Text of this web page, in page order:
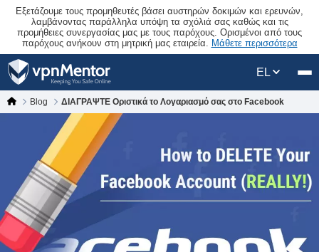
Εξετάζουμε τους προμηθευτές βάσει αυστηρών δοκιμών και ερευνών,
λαμβάνοντας παράλληλα υπόψη τα σχόλιά σας καθώς και τις
προμήθειες συνεργασίας μας με τους παρόχους. Ορισμένοι από τους
παρόχους ανήκουν στη μητρική μας εταιρεία. Μάθετε περισσότερα
EL
Blog ΔΙΑΓΡΑΨΤΕ Οριστικά το Λογαριασμό σας στο Facebook